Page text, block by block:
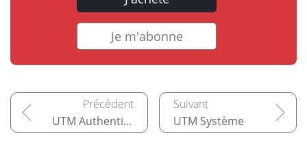
Je m'abonne
UTM Authentification UTM Système